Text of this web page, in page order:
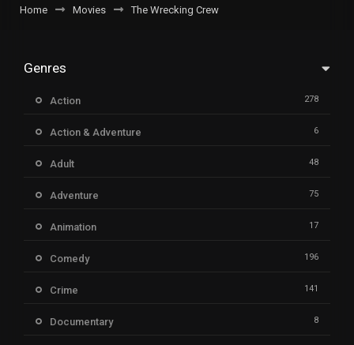
Home Movies The Wrecking Crew
Genres
Action 278
Action & Adventure 6
Adult 48
Adventure 75
Animation 17
Comedy 196
Crime 141
Documentary 8